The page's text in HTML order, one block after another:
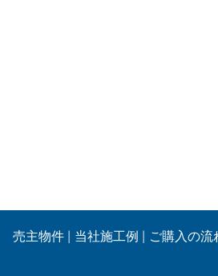
売主物件 当社施工例 ご購入の流